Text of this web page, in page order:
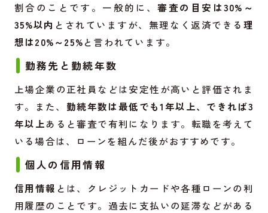
割合のことです。一般的に、審査の目安は30%～
35%以内 とされていますが、無理なく返済できる 理
想は20%～25%と言われています。
勤務先と勤続年数
上場企業の正社員などは安定性が高いと評価されま
す。また、 勤続年数は最低でも1年以上、できれば3
年以上あると審査で有利になります。転職を考えて
いる場合は、ローンを組んだ後がおすすめです。
個人の信用情報
信用情報 とは、クレジットカードや各種ローンの利
用履歴のことです。過去に支払いの延滞などがある